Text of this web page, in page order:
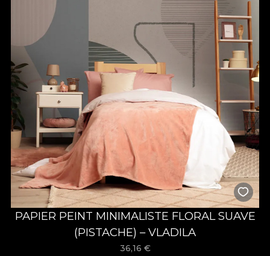
PAPIER PEINT MINIMALISTE FLORAL SUAVE
(PISTACHE) – VLADILA
36,16 €